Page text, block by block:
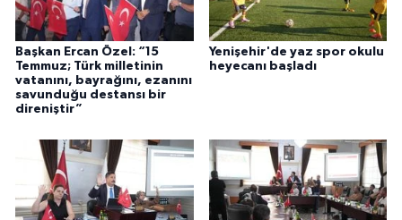
Başkan Ercan Özel: “15
Temmuz; Türk milletinin
vatanını, bayrağını, ezanını
savunduğu destansı bir
direniştir”
Yenişehir'de yaz spor okulu
heyecanı başladı